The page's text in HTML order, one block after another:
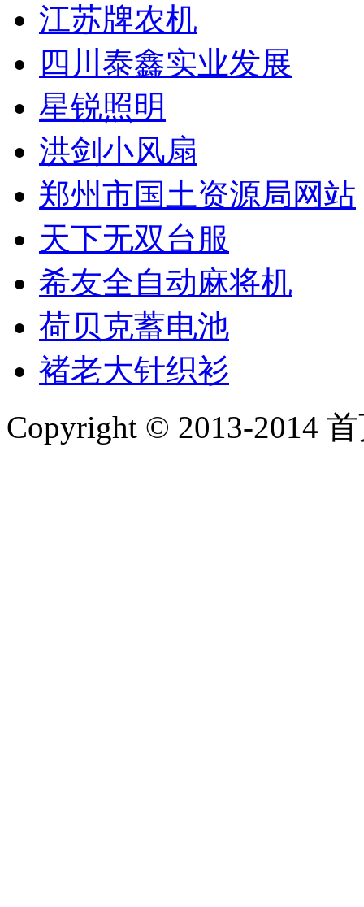
江苏牌农机
四川泰鑫实业发展
星锐照明
洪剑小风扇
郑州市国土资源局网站
天下无双台服
希友全自动麻将机
荷贝克蓄电池
褚老大针织衫
Copyright © 2013-2014